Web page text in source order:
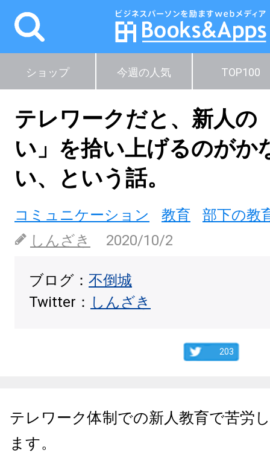
ショップ 今週の人気 TOP100
テレワークだと、新人の
い」を拾い上げるのがか
い、という話。
コミュニケーション 教育
部下の教
しんざき
2020/10/2
ブログ： 不倒城
Twitter： しんざき
203
テレワーク体制での新人教育で苦労
ます。